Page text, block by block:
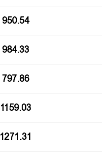
950.54
984.33
797.86
1159.03
1271.31